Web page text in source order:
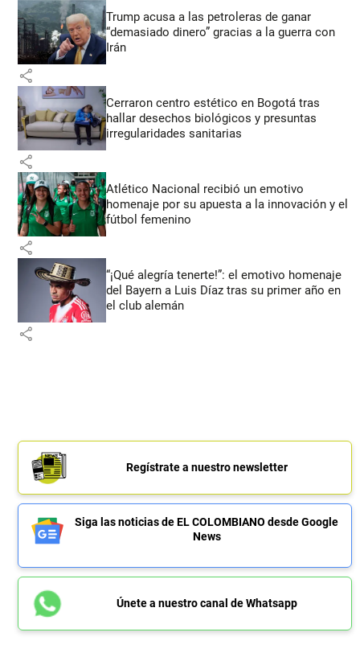
Trump acusa a las petroleras de ganar
“demasiado dinero” gracias a la guerra con
Irán
share
Cerraron centro estético en Bogotá tras
hallar desechos biológicos y presuntas
irregularidades sanitarias
share
Atlético Nacional recibió un emotivo
homenaje por su apuesta a la innovación y el
fútbol femenino
share
“¡Qué alegría tenerte!”: el emotivo homenaje
del Bayern a Luis Díaz tras su primer año en
el club alemán
share
Regístrate a nuestro newsletter
Siga las noticias de EL COLOMBIANO desde Google
News
Únete a nuestro canal de Whatsapp